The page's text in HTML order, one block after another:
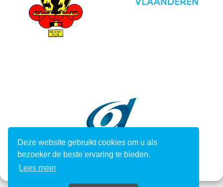
Deze website gebruikt cookies om u als
bezoeker de beste ervaring te bieden.
Lees meer